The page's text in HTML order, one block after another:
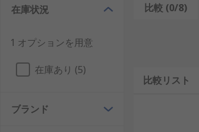
多くの足場プラットフォームは
一般的に使用される材料はアルミ
用途と使用
在庫状況
1 オプションを用意
在庫あり (5)
ブランド
比較 (0/8)
比較リスト